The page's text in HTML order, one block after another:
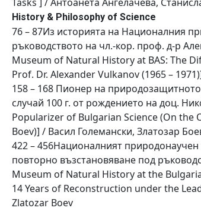
History & Philosophy of Science
76 – 87Из историята на Националния
ръководството на чл.-кор. проф. д-р
Museum of Natural History at BAS: The
Prof. Dr. Alexander Vulkanov (1965 –
158 – 168 Пионер на
случай 100 г. от рождението на доц.
Popularizer of Bulgarian Science (On
Boev)] / Васил Големански, Златозар
422 – 456Националният
повторно възстановяване под
Museum of Natural History at the
14 Years of Reconstruction under the
Zlatozar Boev